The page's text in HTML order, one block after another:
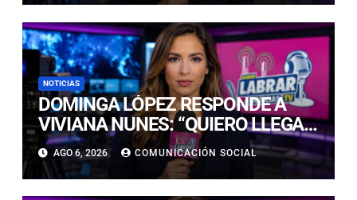
NOTICIAS
DOMINGA LÓPEZ RESPONDE A
VIVIANA NUNES: “QUIERO LLEGAR,
NI SIQUIERA AL TOP 5, A LA
CORONA”
AGO 6, 2026 COMUNICACIÓN SOCIAL